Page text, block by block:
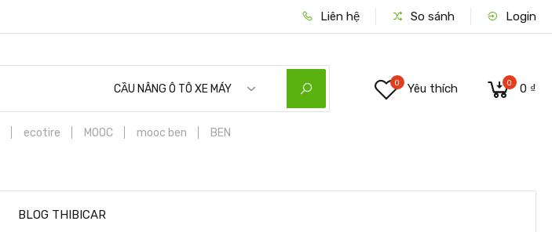
Liên hệ So sánh Login
CẦU NÂNG Ô TÔ XE MÁY
ecotire MOOC mooc ben BEN
0 Yêu thích 0 0 ₫
BLOG THIBICAR